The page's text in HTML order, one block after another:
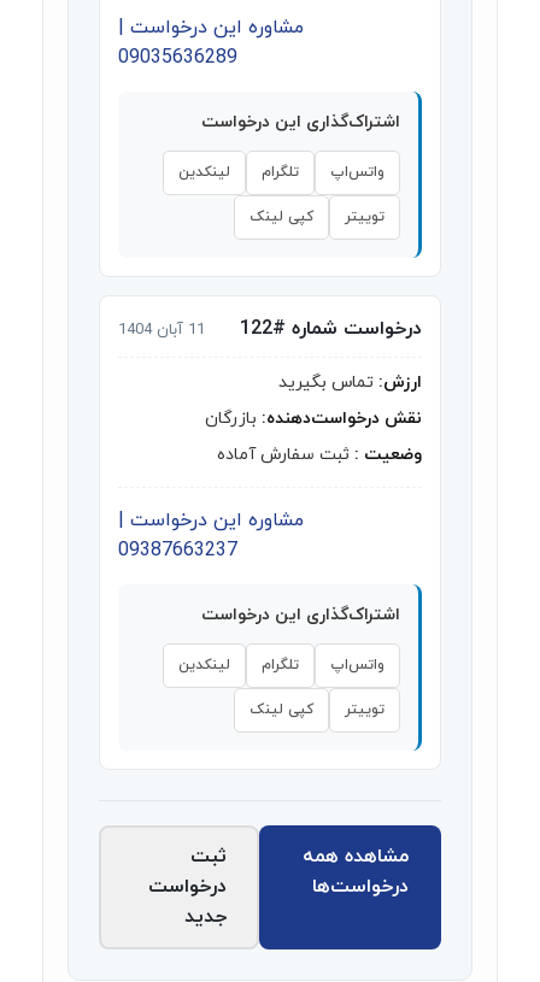
مشاوره این درخواست |
09035636289
اشتراک‌گذاری این درخواست
واتس‌اپ تلگرام لینکدین
توییتر کپی لینک
درخواست شماره #122 11 آبان 1404
ارزش: تماس بگیرید
نقش درخواست‌دهنده: بازرگان
وضعیت : ثبت سفارش آماده
مشاوره این درخواست |
09387663237
اشتراک‌گذاری این درخواست
واتس‌اپ تلگرام لینکدین
توییتر کپی لینک
مشاهده همه
درخواست‌ها
ثبت
درخواست
جدید